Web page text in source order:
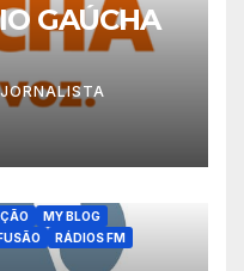
GAÚCHA
JORNALISTA
MY BLOG
RÁDIOS FM